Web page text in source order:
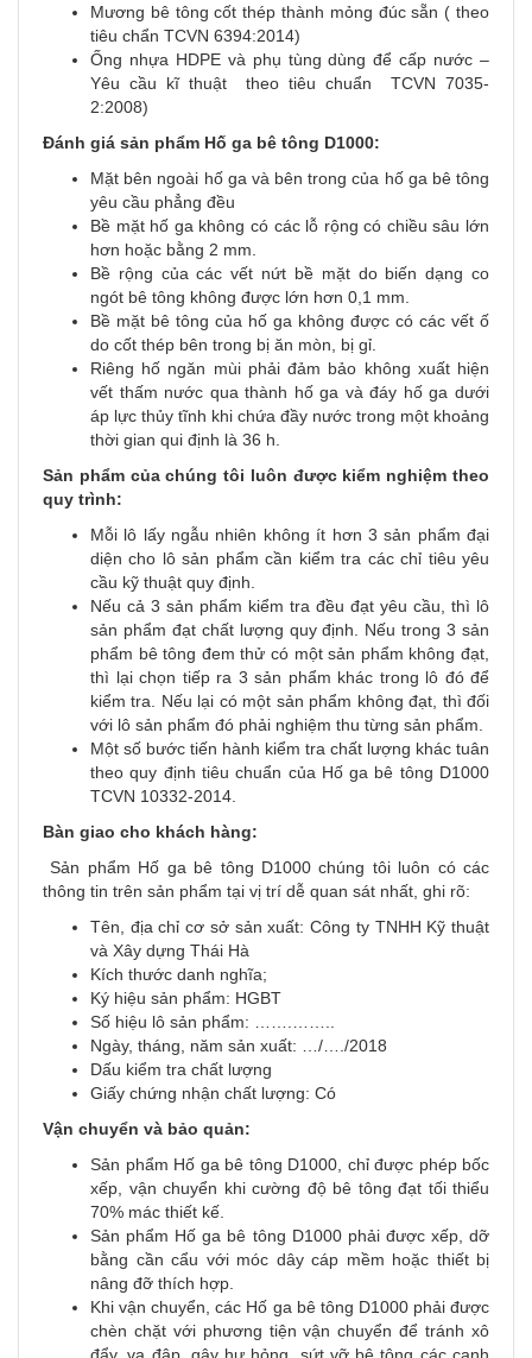
Mương bê tông cốt thép thành mỏng đúc sẵn ( theo
tiêu chẩn TCVN 6394:2014)
Ống nhựa HDPE và phụ tùng dùng để cấp nước –
Yêu cầu kĩ thuật theo tiêu chuẩn TCVN 7035-
2:2008)
Đánh giá sản phẩm Hố ga bê tông D1000:
Mặt bên ngoài hố ga và bên trong của hố ga bê tông
yêu cầu phẳng đều
Bề mặt hố ga không có các lỗ rộng có chiều sâu lớn
hơn hoặc bằng 2 mm.
Bề rộng của các vết nứt bề mặt do biến dạng co
ngót bê tông không được lớn hơn 0,1 mm.
Bề mặt bê tông của hố ga không được có các vết ố
do cốt thép bên trong bị ăn mòn, bị gỉ.
Riêng hố ngăn mùi phải đảm bảo không xuất hiện
vết thấm nước qua thành hố ga và đáy hố ga dưới
áp lực thủy tĩnh khi chứa đầy nước trong một khoảng
thời gian qui định là 36 h.
Sản phẩm của chúng tôi luôn được kiểm nghiệm theo
quy trình:
Mỗi lô lấy ngẫu nhiên không ít hơn 3 sản phẩm đại
diện cho lô sản phẩm cần kiểm tra các chỉ tiêu yêu
cầu kỹ thuật quy định.
Nếu cả 3 sản phẩm kiểm tra đều đạt yêu cầu, thì lô
sản phẩm đạt chất lượng quy định. Nếu trong 3 sản
phẩm bê tông đem thử có một sản phẩm không đạt,
thì lại chọn tiếp ra 3 sản phẩm khác trong lô đó để
kiểm tra. Nếu lại có một sản phẩm không đạt, thì đối
với lô sản phẩm đó phải nghiệm thu từng sản phẩm.
Một số bước tiến hành kiểm tra chất lượng khác tuân
theo quy định tiêu chuẩn của Hố ga bê tông D1000
TCVN 10332-2014.
Bàn giao cho khách hàng:
Sản phẩm Hố ga bê tông D1000 chúng tôi luôn có các
thông tin trên sản phẩm tại vị trí dễ quan sát nhất, ghi rõ:
Tên, địa chỉ cơ sở sản xuất: Công ty TNHH Kỹ thuật
và Xây dựng Thái Hà
Kích thước danh nghĩa;
Ký hiệu sản phẩm: HGBT
Số hiệu lô sản phẩm: …….……..
Ngày, tháng, năm sản xuất: …/…./2018
Dấu kiểm tra chất lượng
Giấy chứng nhận chất lượng: Có
Vận chuyển và bảo quản:
Sản phẩm Hố ga bê tông D1000, chỉ được phép bốc
xếp, vận chuyển khi cường độ bê tông đạt tối thiểu
70% mác thiết kế.
Sản phẩm Hố ga bê tông D1000 phải được xếp, dỡ
bằng cần cẩu với móc dây cáp mềm hoặc thiết bị
nâng đỡ thích hợp.
Khi vận chuyển, các Hố ga bê tông D1000 phải được
chèn chặt với phương tiện vận chuyển để tránh xô